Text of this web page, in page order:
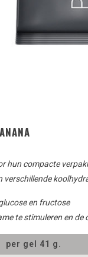
hun compacte
verschillende
en fructose
te stimuleren en de
per gel 41 g.